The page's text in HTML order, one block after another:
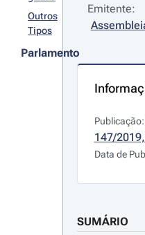
Outros
Tipos
Parlamento
Emitente:
Publicação:
147/
Data de
SUMÁRIO